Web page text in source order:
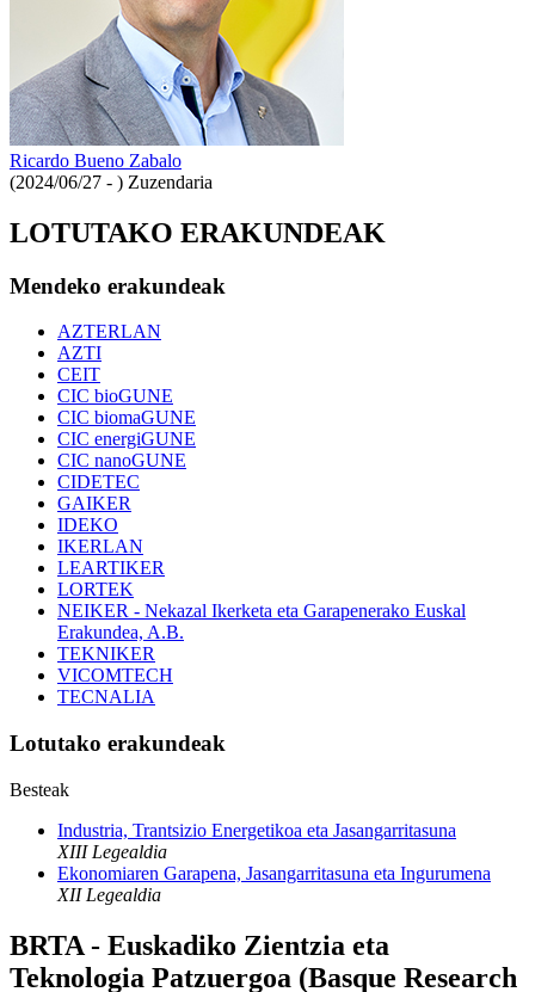
Ricardo Bueno Zabalo
(2024/06/27 - ) Zuzendaria
LOTUTAKO ERAKUNDEAK
Mendeko erakundeak
AZTERLAN
AZTI
CEIT
CIC bioGUNE
CIC biomaGUNE
CIC energiGUNE
CIC nanoGUNE
CIDETEC
GAIKER
IDEKO
IKERLAN
LEARTIKER
LORTEK
NEIKER - Nekazal Ikerketa eta Garapenerako Euskal
Erakundea, A.B.
TEKNIKER
VICOMTECH
TECNALIA
Lotutako erakundeak
Besteak
Industria, Trantsizio Energetikoa eta Jasangarritasuna
XIII Legealdia
Ekonomiaren Garapena, Jasangarritasuna eta Ingurumena
XII Legealdia
BRTA - Euskadiko Zientzia eta
Teknologia Patzuergoa (Basque Research